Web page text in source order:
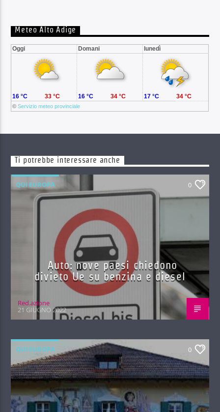
Meteo Alto Adige
Oggi Domani lunedì
©Servizio meteo provinciale
16 °C 33 °C 16 °C 34 °C 17 °C 34 °C
Ti potrebbe interessare anche
QUI EUROPA 0
Auto: nove paesi chiedono
divieto Ue su benzina e diesel
Red.azione
21 GIUGNO 2022
QUI EUROPA 0